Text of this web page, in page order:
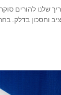
להורים סוקר
בדלק. בחרו